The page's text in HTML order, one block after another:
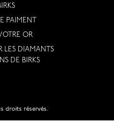
PAIMENT
OR
LES DIAMANTS
DE BIRKS
droits réservés.